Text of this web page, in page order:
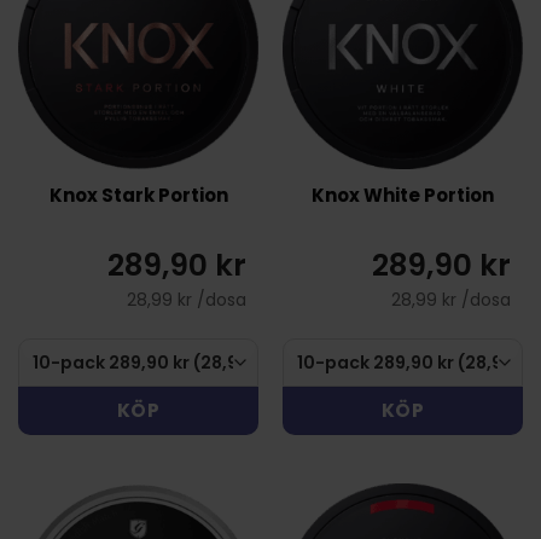
Knox Stark Portion
289,90 kr
28,99 kr /dosa
KÖP
Knox White Portion
289,90 kr
28,99 kr /dosa
KÖP